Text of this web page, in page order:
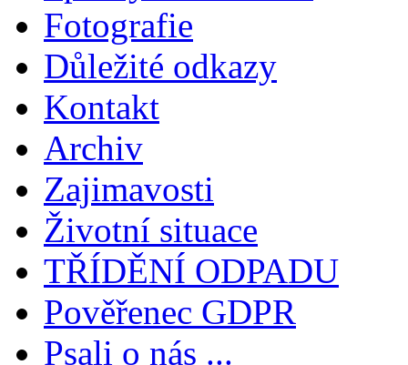
Fotografie
Důležité odkazy
Kontakt
Archiv
Zajimavosti
Životní situace
TŘÍDĚNÍ ODPADU
Pověřenec GDPR
Psali o nás ...